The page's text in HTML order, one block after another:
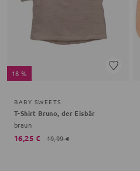
18 %
BABY SWEETS
T-Shirt Bruno, der Eisbär
braun
16,25 € 19,99 €